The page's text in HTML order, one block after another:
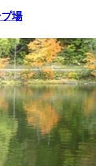
場